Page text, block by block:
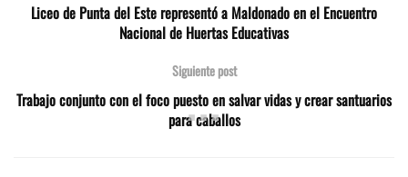
Liceo de Punta del Este representó a Maldonado en el Encuentro
Nacional de Huertas Educativas
Siguiente post
Trabajo conjunto con el foco puesto en salvar vidas y crear santuarios
para caballos